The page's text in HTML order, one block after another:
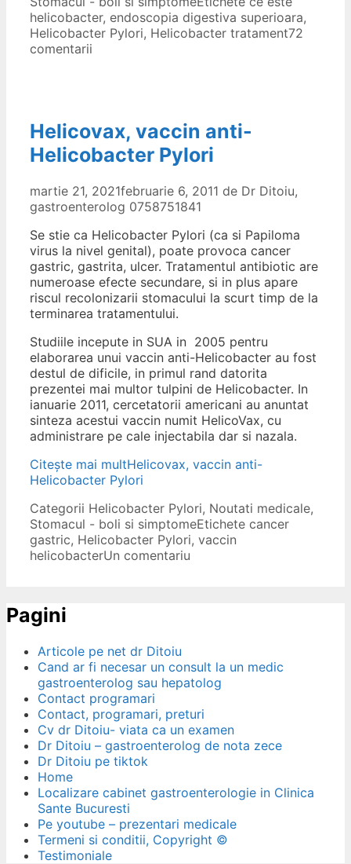
helicobacter, endoscopia digestiva superioara,
Helicobacter Pylori, Helicobacter tratament72
comentarii
Helicovax, vaccin anti-
Helicobacter Pylori
martie 21, 2021februarie 6, 2011 de Dr Ditoiu,
gastroenterolog 0758751841
Se stie ca Helicobacter Pylori (ca si Papiloma
virus la nivel genital), poate provoca cancer
gastric, gastrita, ulcer. Tratamentul antibiotic are
numeroase efecte secundare, si in plus apare
riscul recolonizarii stomacului la scurt timp de la
terminarea tratamentului.
Studiile incepute in SUA in 2005 pentru
elaborarea unui vaccin anti-Helicobacter au fost
destul de dificile, in primul rand datorita
prezentei mai multor tulpini de Helicobacter. In
ianuarie 2011, cercetatorii americani au anuntat
sinteza acestui vaccin numit HelicoVax, cu
administrare pe cale injectabila dar si nazala.
Citește mai multHelicovax, vaccin anti-
Helicobacter Pylori
Categorii Helicobacter Pylori, Noutati medicale,
Stomacul - boli si simptomeEtichete cancer
gastric, Helicobacter Pylori, vaccin
helicobacterUn comentariu
Pagini
Articole pe net dr Ditoiu
Cand ar fi necesar un consult la un medic
gastroenterolog sau hepatolog
Contact programari
Contact, programari, preturi
Cv dr Ditoiu- viata ca un examen
Dr Ditoiu – gastroenterolog de nota zece
Dr Ditoiu pe tiktok
Home
Localizare cabinet gastroenterologie in Clinica
Sante Bucuresti
Pe youtube – prezentari medicale
Termeni si conditii, Copyright ©
Testimoniale